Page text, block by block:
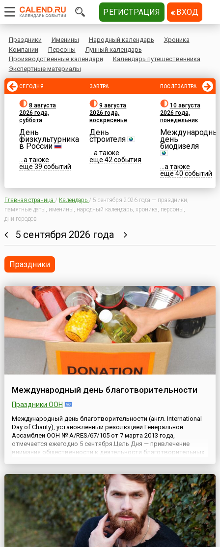
Праздники Именины Народный календарь
Хроника
Компании
Персоны
Лунный календарь
Производственные календари
Календарь путешественника
Экспертные материалы
СЕГОДНЯ
8 августа
2026 года,
суббота
День
физкультурника
в России
...а также
еще 39 событий
ЗАВТРА
9 августа
2026 года,
воскресенье
День
строителя
...а также
еще 42 события
ПОСЛЕЗАВТРА
10 августа
2026 года,
понедельник
день
биодизеля
...а также
еще 40 событий
Главная страница / Календарь / 5 сентября 2026 года — праздники,
памятные даты, именины, народный календарь, хроника, персоны,
дни городов
5 сентября 2026 года
Праздники
Международный день благотворительности
Праздники ООН
Международный день благотворительности (англ. International
Day of Charity), установленный резолюцией Генеральной
Ассамблеи ООН № A/RES/67/105 от 7 марта 2013 года,
отмечается ежегодно 5 сентября.Цель Дня — привлечение
внимания общественности к деятельности благотворительных
мо...
РЕГИСТРАЦИЯ ВХОД